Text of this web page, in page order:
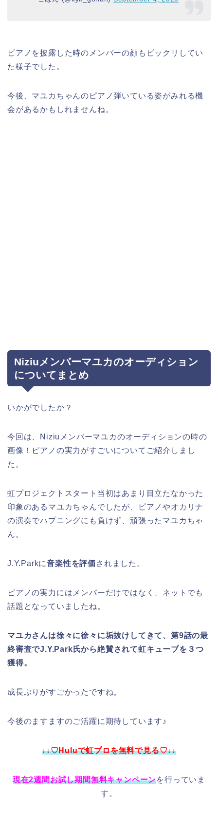
ピアノを披露した時のメンバーの顔もビックリしてい
た様子でした。
今後、マユカちゃんのピアノ弾いている姿がみれる機
会があるかもしれませんね。
Niziuメンバーマユカのオーディション
についてまとめ
いかがでしたか？
今回は、Niziuメンバーマユカのオーディションの時の
画像！ピアノの実力がすごいについてご紹介しまし
た。
虹プロジェクトスタート当初はあまり目立たなかった
印象のあるマユカちゃんでしたが、ピアノやオカリナ
の演奏でハプニングにも負けず、頑張ったマユカちゃ
ん。
J.Y.Parkに音楽性を評価されました。
ピアノの実力にはメンバーだけではなく、ネットでも
話題となっていましたね。
マユカさんは徐々に徐々に垢抜け してきて、第9話の最
終審査でJ.Y.Park氏から絶賛されて虹キューブを３つ
獲得。
成長ぶりがすごかったですね。
今後のますますのご活躍に期待しています♪
↓↓♡Huluで虹プロを無料で見る♡↓↓
現在2週間お試し期間無料キャンペーンを行っていま
す。